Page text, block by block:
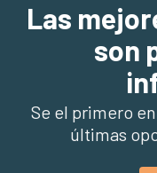
Las
son
Se el primero
últimas